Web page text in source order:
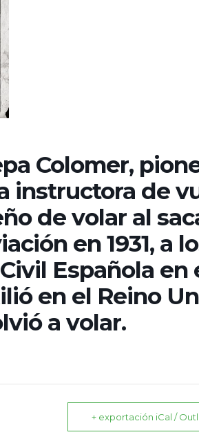
Colomer,
instructora de
de volar al
en 1931, a
Española en
en el Reino
a volar.
+ exportación iCal /